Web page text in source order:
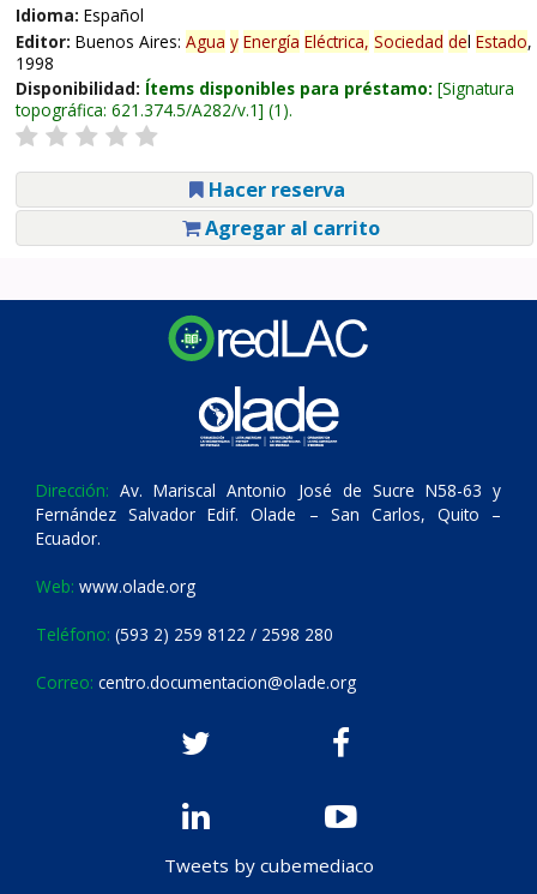
Idioma: Español
Editor: Buenos Aires: Agua y Energía Eléctrica, Sociedad del Estado,
1998
Disponibilidad: Ítems disponibles para préstamo: Signatura
topográfica: 621.374.5/A282/v.1 (1).
Hacer reserva
Agregar al carrito
Dirección: Av. Mariscal Antonio José de Sucre N58-63 y
Fernández Salvador Edif. Olade – San Carlos, Quito –
Ecuador.
Web: www.olade.org
Teléfono: (593 2) 259 8122 / 2598 280
Correo: centro.documentacion@olade.org
Tweets by cubemediaco